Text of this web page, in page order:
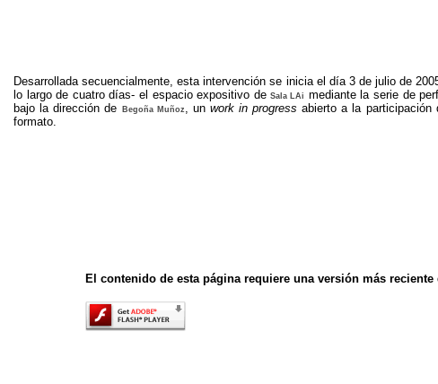
Desarrollada secuencialmente, esta intervención se inicia el día 3 de julio de
lo largo de cuatro días- el espacio expositivo de Sala LAi mediante la serie de
bajo la dirección de Begoña Muñoz, un work in progress abierto a la participación
formato.
El contenido de esta página requiere una versión más reciente